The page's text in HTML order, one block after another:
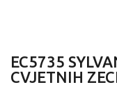
EC5735
CVJETNIH